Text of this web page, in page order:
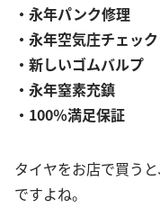
・永年パンク修理
・永年空気庄チェック
・新しいゴムバルプ
・永年窒素充鎮
・100％満足保証
タイヤをお店で買う
ですよね。